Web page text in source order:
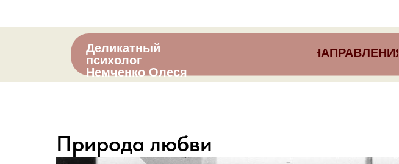
Деликатный
психолог
Немченко Олеся
НАПРАВЛЕНИЯ
Природа любви